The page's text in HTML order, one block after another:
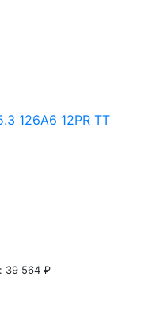
126A6 12PR TT
39 564 ₽